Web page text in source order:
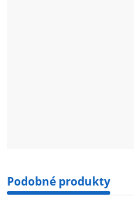
Podobné produkty